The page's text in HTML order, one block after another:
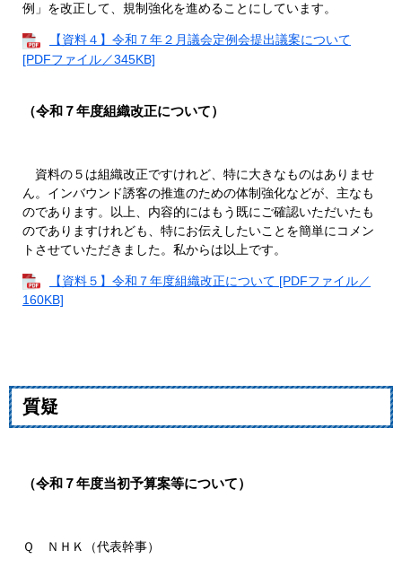
例」を改正して、規制強化を進めることにしています。
【資料４】令和７年２月議会定例会提出議案について
[PDFファイル／345KB]
（令和７年度組織改正について）
資料の５は組織改正ですけれど、特に大きなものはありませ
ん。インバウンド誘客の推進のための体制強化などが、主なも
のであります。以上、内容的にはもう既にご確認いただいたも
のでありますけれども、特にお伝えしたいことを簡単にコメン
トさせていただきました。私からは以上です。
【資料５】令和７年度組織改正について [PDFファイル／
160KB]
質疑
（令和７年度当初予算案等について）
Ｑ ＮＨＫ（代表幹事）